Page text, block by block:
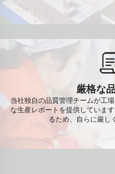
厳格な
当社独自の品質管理チームが工
な生産レポートを提供していま
るため、自らに厳し